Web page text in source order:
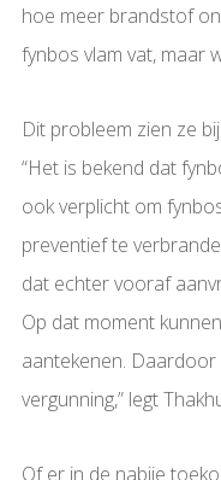
hoe meer brandstof
fynbos vlam vat, maar
Dit probleem zien ze
“Het is bekend dat
ook verplicht om
preventief te
dat echter vooraf
Op dat moment
aantekenen. Daardoor
vergunning,” legt
Of er in de nabije